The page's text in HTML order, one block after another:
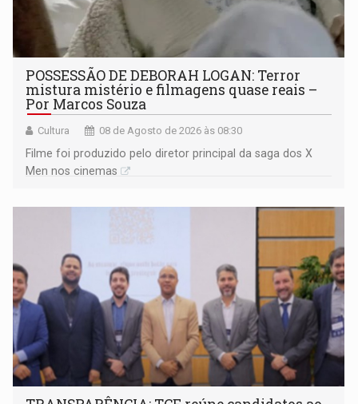
POSSESSÃO DE DEBORAH LOGAN: Terror
mistura mistério e filmagens quase reais –
Por Marcos Souza
Cultura 08 de Agosto de 2026 às 08:30
Filme foi produzido pelo diretor principal da saga dos X
Men nos cinemas